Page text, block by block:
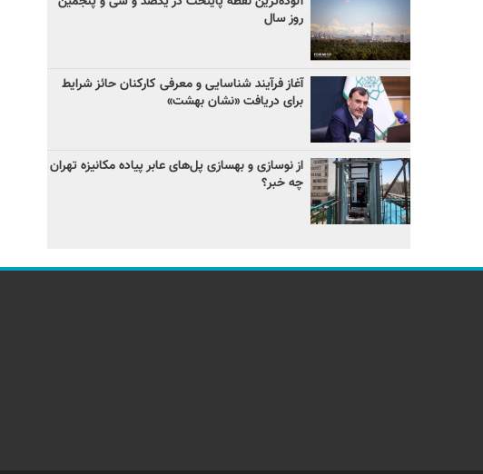
روز سال
آغاز فرآیند شناسایی و معرفی کارکنان حائز شرایط
برای دریافت «نشان بهشت»
از نوسازی و بهسازی پل‌های عابر پیاده مکانیزه تهران
چه خبر؟